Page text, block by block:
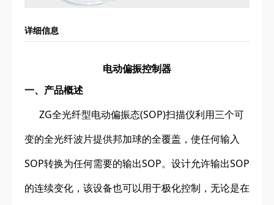
详细信息
电动偏振控制器
一、产品概述
ZG全光纤型电动偏振态(SOP)扫描仪利用三个可
变的全光纤波片提供邦加球的全覆盖，使任何输入
SOP转换为任何需要的输出SOP。设计允许输出SOP
的连续变化，该设备也可以用于极化控制，无论是在